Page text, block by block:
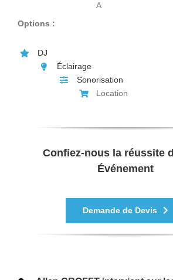
A
Options :
DJ
Éclairage
Sonorisation
Location
Confiez-nous la réussite
Événement
Demande de Devis